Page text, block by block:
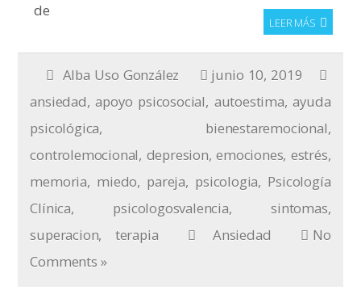
de
LEER MÁS
Alba Uso González
junio 10, 2019
ansiedad,apoyo psicosocial, autoestima,ayuda
psicológica, bienestaremocional,
controlemocional, depresion,emociones, estrés,
memoria, miedo, pareja, psicologia, Psicología
Clínica, psicologosvalencia,sintomas,
superacion, terapia Ansiedad
No
Comments »